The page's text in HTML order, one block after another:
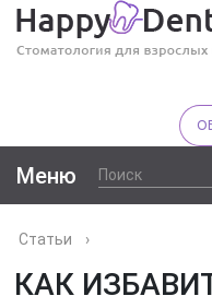
Меню
Статьи ›
КАК